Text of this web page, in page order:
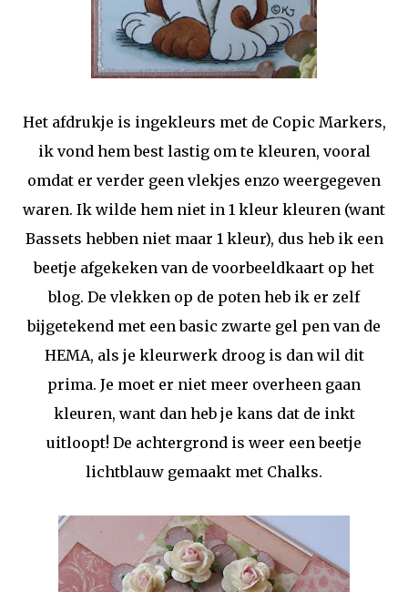
Het afdrukje is ingekleurs met de Copic Markers,
ik vond hem best lastig om te kleuren, vooral
omdat er verder geen vlekjes enzo weergegeven
waren. Ik wilde hem niet in 1 kleur kleuren (want
Bassets hebben niet maar 1 kleur), dus heb ik een
beetje afgekeken van de voorbeeldkaart op het
blog. De vlekken op de poten heb ik er zelf
bijgetekend met een basic zwarte gel pen van de
HEMA, als je kleurwerk droog is dan wil dit
prima. Je moet er niet meer overheen gaan
kleuren, want dan heb je kans dat de inkt
uitloopt! De achtergrond is weer een beetje
lichtblauw gemaakt met Chalks.